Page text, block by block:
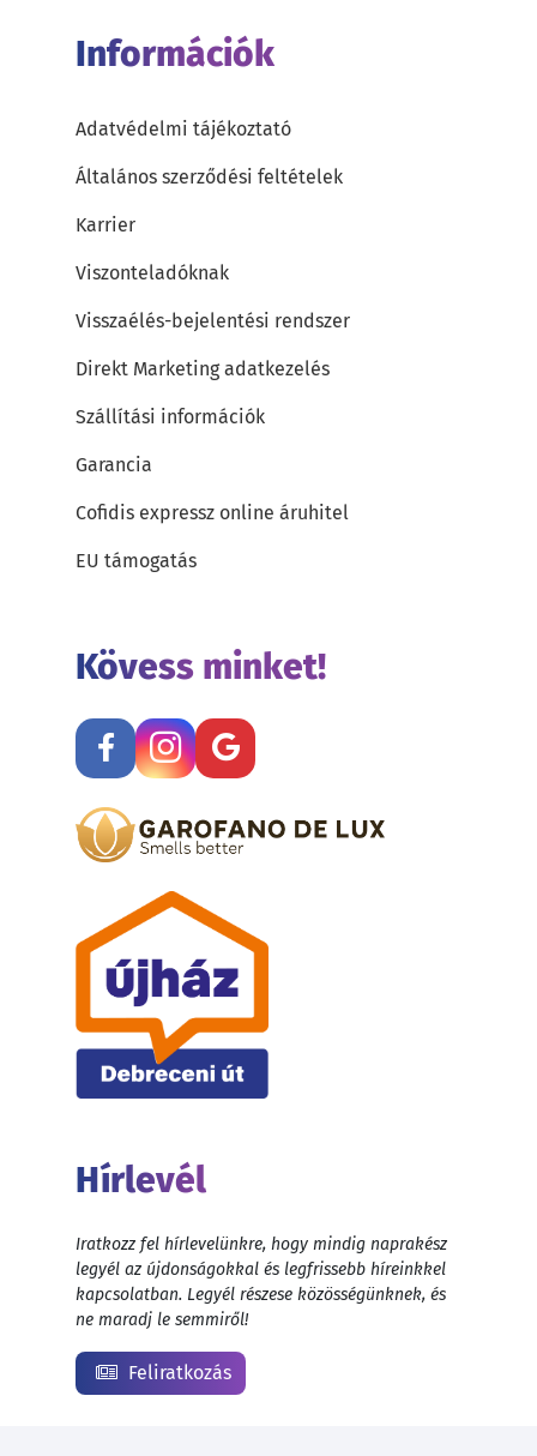
Információk
Adatvédelmi tájékoztató
Általános szerződési feltételek
Karrier
Viszonteladóknak
Visszaélés-bejelentési rendszer
Direkt Marketing adatkezelés
Szállítási információk
Garancia
Cofidis expressz online áruhitel
EU támogatás
Kövess minket!
Hírlevél
Iratkozz fel hírlevelünkre, hogy mindig naprakész
legyél az újdonságokkal és legfrissebb híreinkkel
kapcsolatban. Legyél részese közösségünknek, és
ne maradj le semmiről!
Feliratkozás